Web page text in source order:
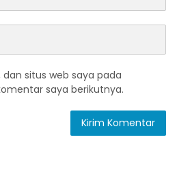
situs web saya pada
saya berikutnya.